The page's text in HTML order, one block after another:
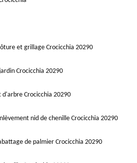
et grillage Crocicchia 20290
Crocicchia 20290
Crocicchia 20290
nid de chenille Crocicchia 20290
de palmier Crocicchia 20290